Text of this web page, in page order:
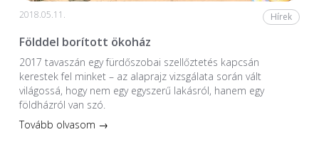
2018.05.11. Hírek
Földdel borított ökoház
2017 tavaszán egy fürdőszobai szellőztetés kapcsán
kerestek fel minket – az alaprajz vizsgálata során vált
világossá, hogy nem egy egyszerű lakásról, hanem egy
földházról van szó.
Tovább olvasom →